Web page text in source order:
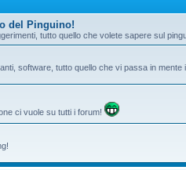
del Pinguino!
tutto quello che volete sapere sul
software, tutto quello che vi passa in mente
ci vuole su tutti i forum!